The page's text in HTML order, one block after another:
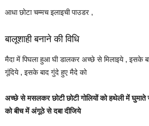
आधा छोटा चम्मच इलाइची पाउडर ,
बालूशाही बनाने की विधि
मैदा में पिघला हुआ घी डालकर अच्छे से मिलाइये , इसके
गूंदिये , इसके बाद गुंदे हुए मैदे को
अच्छे से मसलकर छोटी छोटी गोलियों को हथेली में घुमाते
को बीच में अंगूठे से दबा दीजिये